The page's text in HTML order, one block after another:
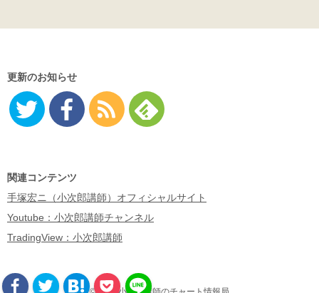
更新のお知らせ
関連コンテンツ
手塚宏ニ（小次郎講師）オフィシャルサイト
Youtube：小次郎講師チャンネル
TradingView：小次郎講師